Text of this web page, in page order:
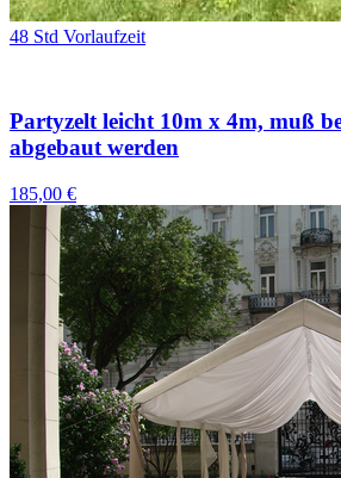
48 Std Vorlaufzeit
Partyzelt leicht 10m x 4m, muß
abgebaut werden
185,00 €